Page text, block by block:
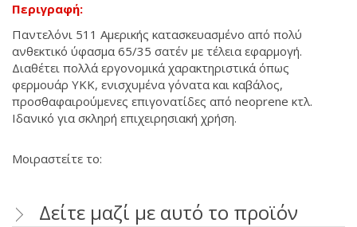
Περιγραφή:
Παντελόνι 511 Αμερικής κατασκευασμένο από πολύ
ανθεκτικό ύφασμα 65/35 σατέν με τέλεια εφαρμογή.
Διαθέτει πολλά εργονομικά χαρακτηριστικά όπως
φερμουάρ ΥΚΚ, ενισχυμένα γόνατα και καβάλος,
προσθαφαιρούμενες επιγονατίδες από neoprene κτλ.
Ιδανικό για σκληρή επιχειρησιακή χρήση.
Μοιραστείτε το:
Δείτε μαζί με αυτό το προϊόν